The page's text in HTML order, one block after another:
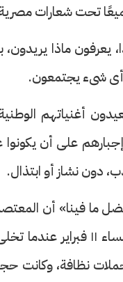
تحت شعارات
يعرفون ماذا
أى شىء يجتمعون.
أغنياتهم
على أن يكونوا
دون نشاز أو ابتذال.
ما فينا» أن
فيها، بل إنهم قبل أن يغادروا
نظافة،